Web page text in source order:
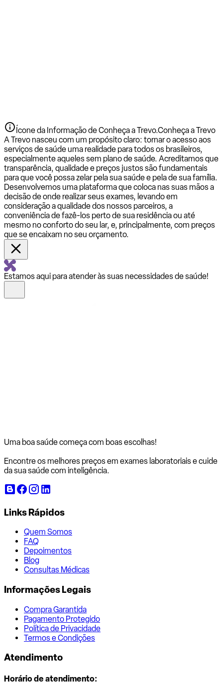
Ícone da Informação de Conheça a Trevo.Conheça a Trevo
A Trevo nasceu com um propósito claro: tornar o acesso aos
serviços de saúde uma realidade para todos os brasileiros,
especialmente aqueles sem plano de saúde. Acreditamos que
transparência, qualidade e preços justos são fundamentais
para que você possa zelar pela sua saúde e pela de sua família.
Desenvolvemos uma plataforma que coloca nas suas mãos a
decisão de onde realizar seus exames, levando em
consideração a qualidade dos nossos parceiros, a
conveniência de fazê-los perto de sua residência ou até
mesmo no conforto do seu lar, e, principalmente, com preços
que se encaixam no seu orçamento.
Estamos aqui para atender às suas necessidades de saúde!
Uma boa saúde começa com boas escolhas!
Encontre os melhores preços em exames laboratoriais e cuide
da sua saúde com inteligência.
Links Rápidos
Quem Somos
FAQ
Depoimentos
Blog
Consultas Médicas
Informações Legais
Compra Garantida
Pagamento Protegido
Política de Privacidade
Termos e Condições
Atendimento
Horário de atendimento: